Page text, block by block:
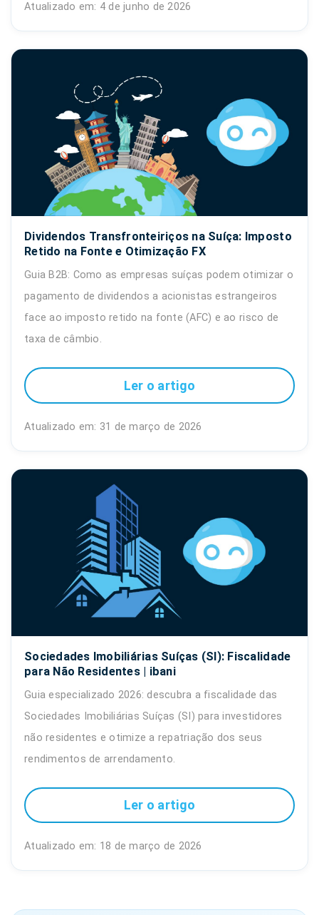
Atualizado em: 4 de junho de 2026
Dividendos Transfronteiriços na Suíça: Imposto
Retido na Fonte e Otimização FX
Guia B2B: Como as empresas suíças podem otimizar o
pagamento de dividendos a acionistas estrangeiros
face ao imposto retido na fonte (AFC) e ao risco de
taxa de câmbio.
Ler o artigo
Atualizado em: 31 de março de 2026
Sociedades Imobiliárias Suíças (SI): Fiscalidade
para Não Residentes | ibani
Guia especializado 2026: descubra a fiscalidade das
Sociedades Imobiliárias Suíças (SI) para investidores
não residentes e otimize a repatriação dos seus
rendimentos de arrendamento.
Ler o artigo
Atualizado em: 18 de março de 2026